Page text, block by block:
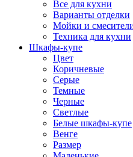
Все для кухни
Варианты отделки
Мойки и
Техника для кухни
Шкафы-купе
Цвет
Коричневые
Серые
Темные
Черные
Светлые
Белые шкафы-купе
Венге
Размер